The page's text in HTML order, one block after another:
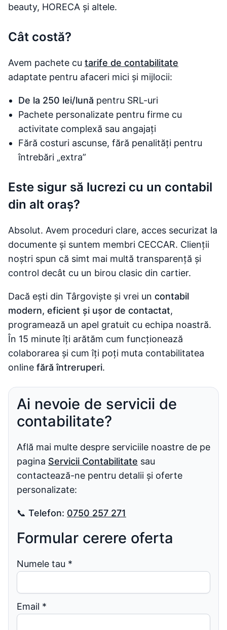
beauty, HORECA și altele.
Cât costă?
Avem pachete cu tarife de contabilitate
adaptate pentru afaceri mici și mijlocii:
De la 250 lei/lună pentru SRL-uri
Pachete personalizate pentru firme cu
activitate complexă sau angajați
Fără costuri ascunse, fără penalități pentru
întrebări „extra”
Este sigur să lucrezi cu un contabil
din alt oraș?
Absolut. Avem proceduri clare, acces securizat la
documente și suntem membri CECCAR. Clienții
noștri spun că simt mai multă transparență și
control decât cu un birou clasic din cartier.
Dacă ești din Târgoviște și vrei un contabil
modern, eficient și ușor de contactat,
programează un apel gratuit cu echipa noastră.
În 15 minute îți arătăm cum funcționează
colaborarea și cum îți poți muta contabilitatea
online fără întreruperi.
Ai nevoie de servicii de
contabilitate?
Află mai multe despre serviciile noastre de pe
pagina Servicii Contabilitate sau
contactează-ne pentru detalii și oferte
personalizate:
📞 Telefon: 0750 257 271
Formular cerere oferta
Numele tau *
Email *